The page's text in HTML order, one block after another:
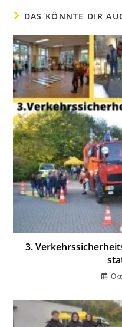
DAS KÖNNTE DIR
3.